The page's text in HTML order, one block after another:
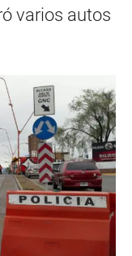
varios autos